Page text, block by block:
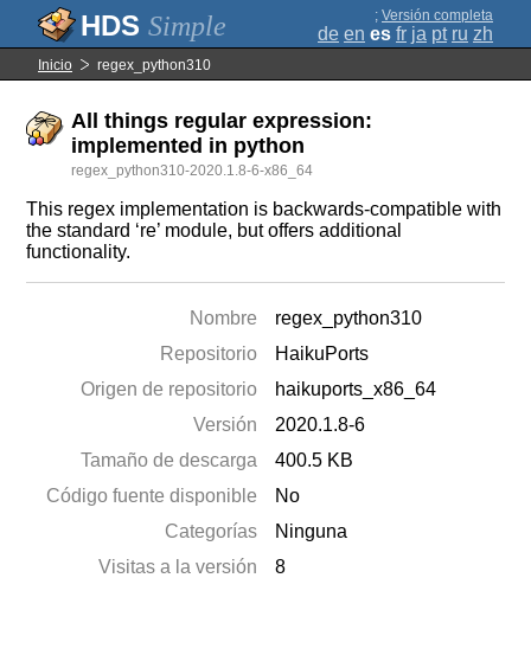
Simple ; Versión completa
de en es fr ja pt ru zh
Inicio regex_python310
All things regular expression:
implemented in python
regex_python310-2020.1.8-6-x86_64
This regex implementation is backwards-compatible with
the standard ‘re’ module, but offers additional
functionality.
Nombre
regex_python310
Repositorio
HaikuPorts
Origen de repositorio
haikuports_x86_64
Versión
2020.1.8-6
Tamaño de descarga
400.5 KB
Código fuente disponible
No
Categorías
Ninguna
Visitas a la versión
8